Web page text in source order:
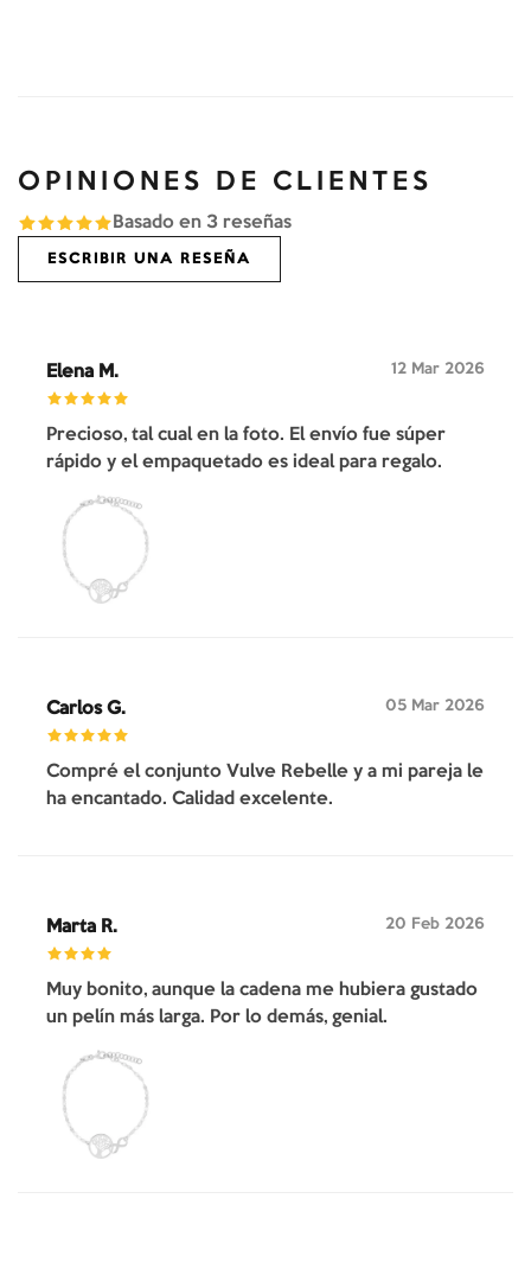
OPINIONES DE CLIENTES
Basado en 3 reseñas
ESCRIBIR UNA RESEÑA
Elena M. 12 Mar 2026
Precioso, tal cual en la foto. El envío fue súper
rápido y el empaquetado es ideal para regalo.
Carlos G. 05 Mar 2026
Compré el conjunto Vulve Rebelle y a mi pareja le
ha encantado. Calidad excelente.
Marta R. 20 Feb 2026
Muy bonito, aunque la cadena me hubiera gustado
un pelín más larga. Por lo demás, genial.